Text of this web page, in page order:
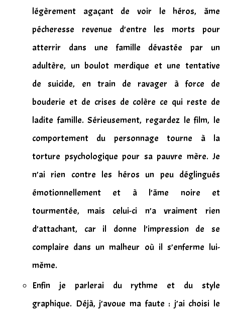
légèrement agaçant de voir le héros, âme
pécheresse revenue d’entre les morts pour
atterrir dans une famille dévastée par un
adultère, un boulot merdique et une tentative
de suicide, en train de ravager à force de
bouderie et de crises de colère ce qui reste de
ladite famille. Sérieusement, regardez le film, le
comportement du personnage tourne à la
torture psychologique pour sa pauvre mère. Je
n’ai rien contre les héros un peu déglingués
émotionnellement et à l’âme noire et
tourmentée, mais celui-ci n’a vraiment rien
d’attachant, car il donne l’impression de se
complaire dans un malheur où il s’enferme lui-
même.
Enfin je parlerai du rythme et du style
graphique. Déjà, j’avoue ma faute : j’ai choisi le